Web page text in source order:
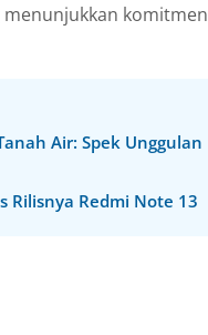
komitmen
Air: Spek Unggulan
Rilisnya Redmi Note 13